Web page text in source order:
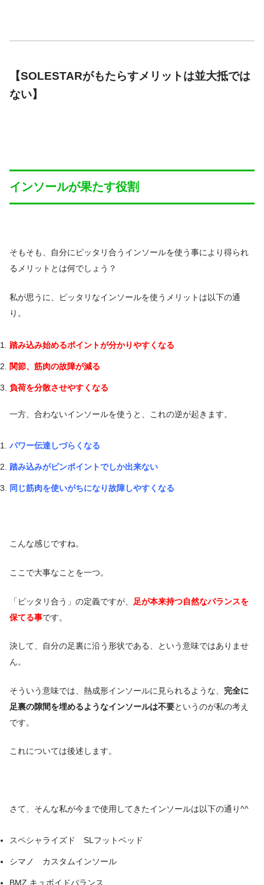
【SOLESTARがもたらすメリットは並大抵では
ない】
インソールが果たす役割
そもそも、自分にピッタリ合うインソールを使う事により得られ
るメリットとは何でしょう？
私が思うに、ピッタリなインソールを使うメリットは以下の通
り。
踏み込み始めるポイントが分かりやすくなる
関節、筋肉の故障が減る
負荷を分散させやすくなる
一方、合わないインソールを使うと、これの逆が起きます。
パワー伝達しづらくなる
踏み込みがピンポイントでしか出来ない
同じ筋肉を使いがちになり故障しやすくなる
こんな感じですね。
ここで大事なことを一つ。
「ピッタリ合う」の定義ですが、
足が本来持つ自然なバランスを
保てる事です。
決して、自分の足裏に沿う形状である、という意味ではありませ
ん。
そういう意味では、熱成形インソールに見られるような、 完全に
足裏の隙間を埋めるようなインソールは不要というのが私の考え
です。
これについては後述します。
さて、そんな私が今まで使用してきたインソールは以下の通り^^
スペシャライズド SLフットベッド
シマノ カスタムインソール
BMZ キュボイドバランス